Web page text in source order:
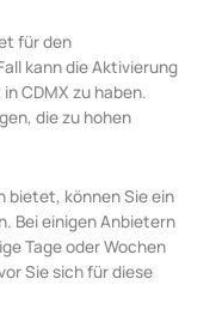
für den
kann die Aktivierung
CDMX zu haben.
die zu hohen
bietet, können Sie ein
Bei einigen Anbietern
Tage oder Wochen
Sie sich für diese